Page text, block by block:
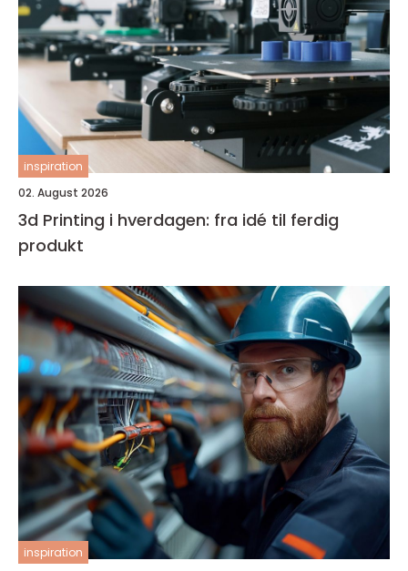
inspiration
02. August 2026
3d Printing i hverdagen: fra idé til ferdig
produkt
inspiration